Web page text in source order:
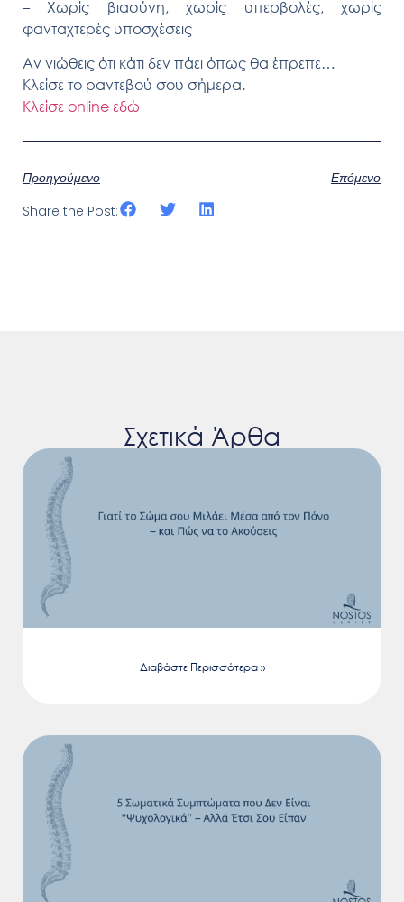
– Χωρίς βιασύνη, χωρίς υπερβολές, χωρίς
φανταχτερές υποσχέσεις
Αν νιώθεις ότι κάτι δεν πάει όπως θα έπρεπε…
Κλείσε το ραντεβού σου σήμερα.
Κλείσε online εδώ
Προηγούμενο
Επόμενο
Share the Post:
Σχετικά Άρθα
Διαβάστε Περισσότερα »